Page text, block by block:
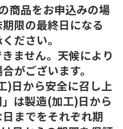
商品をお申込みの場
限の最終日になる
ださい。
ません。天候により
がございます。
)日から安全に召し上
は製造(加工)日から
までをそれぞれ期